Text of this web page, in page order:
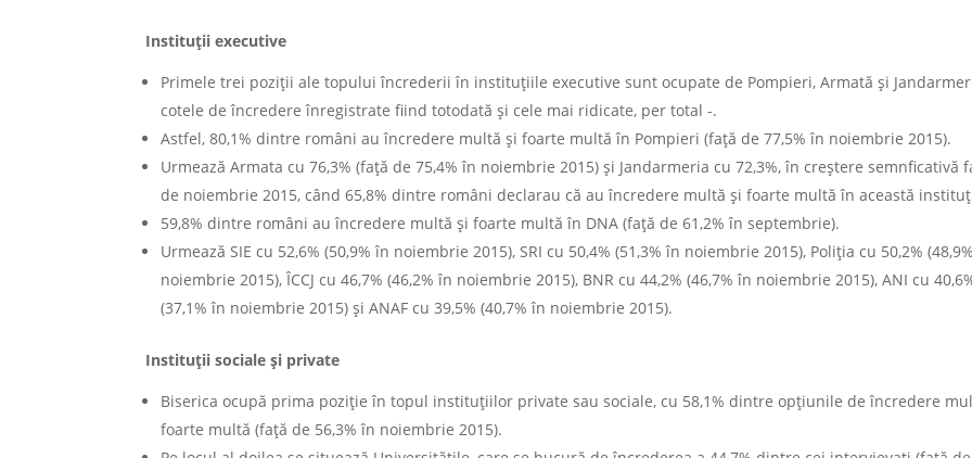
Instituții executive
Primele trei poziții ale topului încrederii în instituțiile executive sunt ocupate de Pompieri, Armată și
cotele de încredere înregistrate fiind totodată și cele mai ridicate, per total -.
Astfel, 80,1% dintre români au încredere multă și foarte multă în Pompieri (față de 77,5% în noiembrie 2015).
Urmează Armata cu 76,3% (față de 75,4% în noiembrie 2015) și Jandarmeria cu 72,3%, în creștere semnficativă
de noiembrie 2015, când 65,8% dintre români declarau că au încredere multă și foarte multă în această
59,8% dintre români au încredere multă și foarte multă în DNA (față de 61,2% în septembrie).
Urmează SIE cu 52,6% (50,9% în noiembrie 2015), SRI cu 50,4% (51,3% în noiembrie 2015), Poliția cu 50,2%
noiembrie 2015), ÎCCJ cu 46,7% (46,2% în noiembrie 2015), BNR cu 44,2% (46,7% în noiembrie 2015), ANI cu
(37,1% în noiembrie 2015) și ANAF cu 39,5% (40,7% în noiembrie 2015).
Instituții sociale și private
Biserica ocupă prima poziție în topul instituțiilor private sau sociale, cu 58,1% dintre opțiunile de încredere
foarte multă (față de 56,3% în noiembrie 2015).